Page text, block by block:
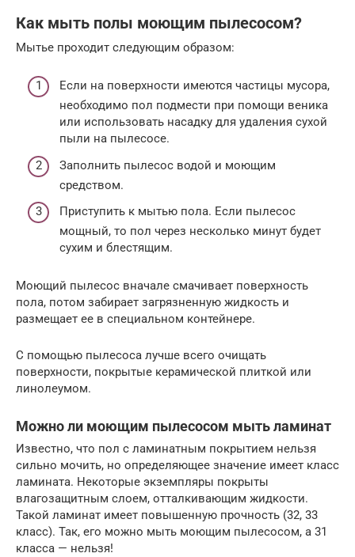
Как мыть полы моющим пылесосом?
Мытье проходит следующим образом:
Если на поверхности имеются частицы мусора,
необходимо пол подмести при помощи веника
или использовать насадку для удаления сухой
пыли на пылесосе.
Заполнить пылесос водой и моющим
средством.
Приступить к мытью пола. Если пылесос
мощный, то пол через несколько минут будет
сухим и блестящим.
Моющий пылесос вначале смачивает поверхность
пола, потом забирает загрязненную жидкость и
размещает ее в специальном контейнере.
С помощью пылесоса лучше всего очищать
поверхности, покрытые керамической плиткой или
линолеумом.
Можно ли моющим пылесосом мыть ламинат
Известно, что пол с ламинатным покрытием нельзя
сильно мочить, но определяющее значение имеет класс
ламината. Некоторые экземпляры покрыты
влагозащитным слоем, отталкивающим жидкости.
Такой ламинат имеет повышенную прочность (32, 33
класс). Так, его можно мыть моющим пылесосом, а 31
класса — нельзя!